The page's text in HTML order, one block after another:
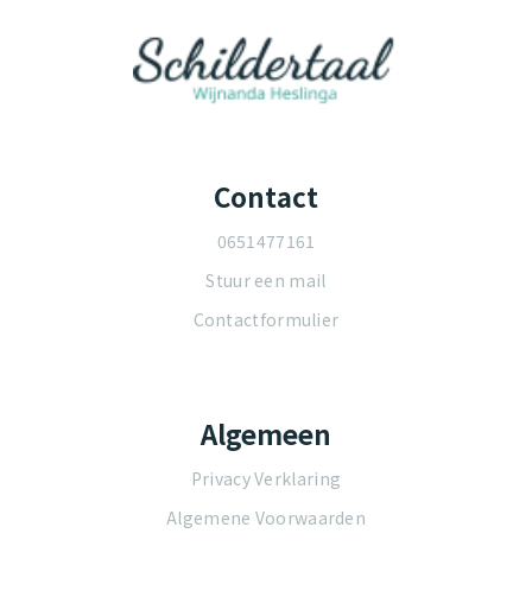
Contact
0651477161
Stuur een mail
Contactformulier
Algemeen
Privacy Verklaring
Algemene Voorwaarden